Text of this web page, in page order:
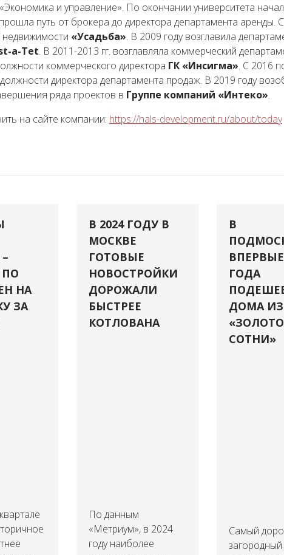
и управление». По окончании университета
путь от брокера до директора департамента аренды.
недвижимости «Усадьба». В 2009 году возглавила
a-Tet. В 2011-2013 гг. возглавляла коммерческий
коммерческого директора ГК «Инсигма». С 2016
директора департамента продаж. В 2019 году
ряда проектов в Группе компаний «Интеко».
на сайте компании: https://hals-development.ru/about/today
НА
ЗА
В 2024 ГОДУ В
МОСКВЕ
ГОТОВЫЕ
НОВОСТРОЙКИ
ДОРОЖАЛИ
БЫСТРЕЕ
КОТЛОВАНА
По данным
«Метриум», в 2024
году наиболее
В
ГОДА
ДОМА ИЗ
СОТНИ»
Самый